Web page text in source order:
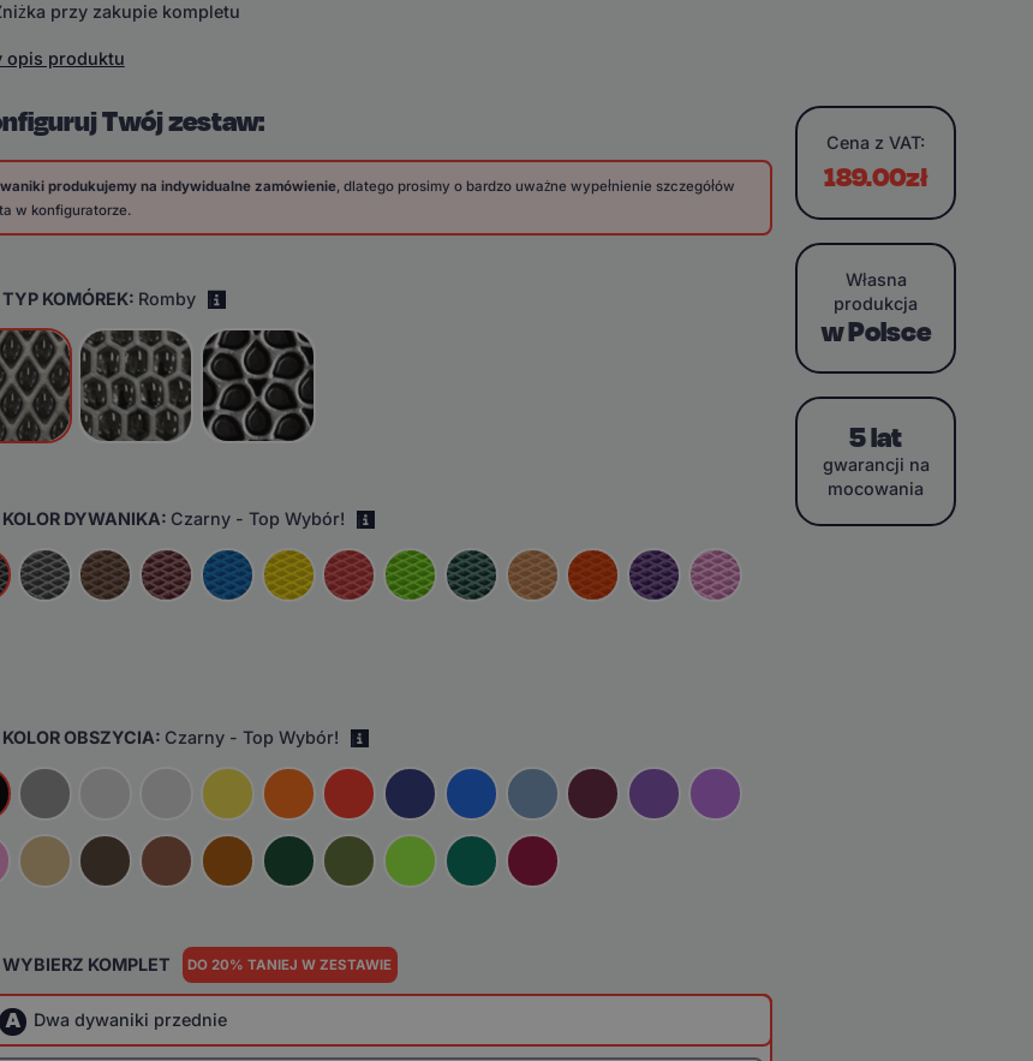
przy zakupie kompletu
opis produktu
Twój zestaw:
produkujemy na indywidualne zamówienie, dlatego prosimy o bardzo uważne wypełnienie szczegółów
w konfiguratorze.
TYP KOMÓREK: Romby
KOLOR DYWANIKA: Czarny - Top Wybór!
KOLOR OBSZYCIA: Czarny - Top Wybór!
WYBIERZ KOMPLET DO 20% TANIEJ W ZESTAWIE
A Dwa dywaniki przednie
Cena z VAT:
189.00zł
Własna
produkcja
w Polsce
5 lat
gwarancji na
mocowania